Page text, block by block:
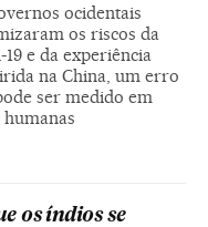
ocidentais
os riscos da
19 e da experiência
na China, um erro
ser medido em
humanas
os índios se